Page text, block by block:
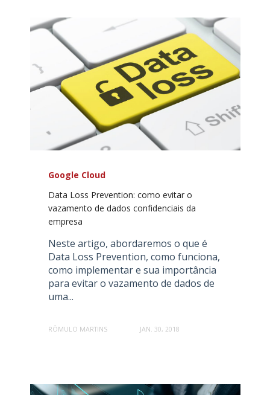
Google Cloud
Data Loss Prevention: como evitar o
vazamento de dados confidenciais da
empresa
Neste artigo, abordaremos o que é
Data Loss Prevention, como funciona,
como implementar e sua importância
para evitar o vazamento de dados de
uma...
RÔMULO MARTINS JAN. 30, 2018